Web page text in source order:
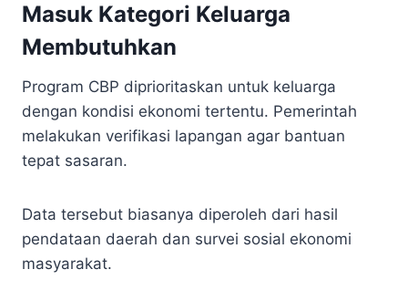
Masuk Kategori Keluarga
Membutuhkan
Program CBP diprioritaskan untuk keluarga
dengan kondisi ekonomi tertentu. Pemerintah
melakukan verifikasi lapangan agar bantuan
tepat sasaran.
Data tersebut biasanya diperoleh dari hasil
pendataan daerah dan survei sosial ekonomi
masyarakat.